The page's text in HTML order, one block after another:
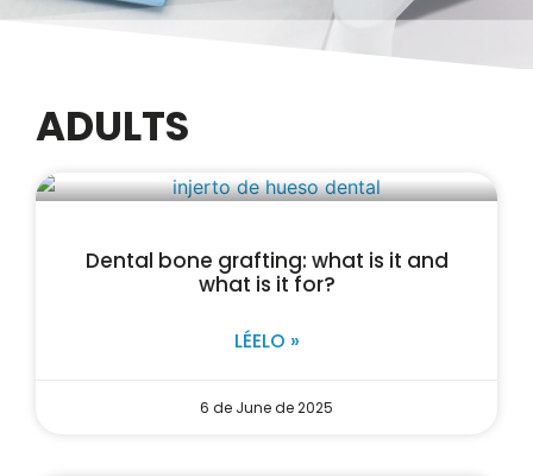
ADULTS
Dental bone grafting: what is it and
what is it for?
LÉELO »
6 de June de 2025